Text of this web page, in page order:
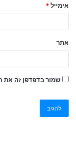
אימייל *
אתר
שמור בדפדפן זה את